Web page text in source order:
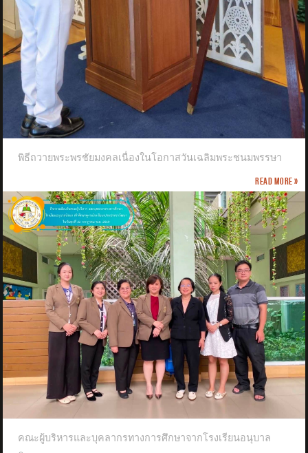
พิธีถวายพระพรชัยมงคลเนื่องในโอกาสวันเฉลิมพระชนมพรรษา
Read more »
คณะผู้บริหารและบุคลากรทางการศึกษาจากโรงเรียนอนุบาล